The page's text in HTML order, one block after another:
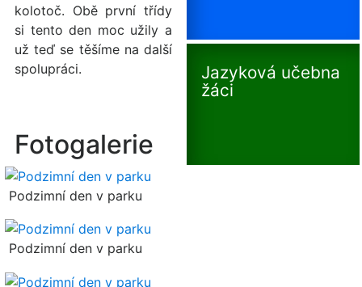
kolotoč. Obě první třídy
si tento den moc užily a
už teď se těšíme na další
spolupráci.
Fotogalerie
Podzimní den v parku
Podzimní den v parku
Jazyková učebna
žáci